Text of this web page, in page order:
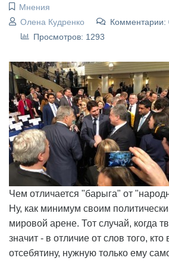
Мнения
Олена Кудренко
Комментарии:
Просмотров: 1293
Чем отличается "барыга" от
Ну, как минимум своим
мировой арене. Тот случай, когда
значит - в отличие от слов того,
отсебятину, нужную только ему